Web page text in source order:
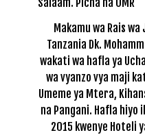
Makamu wa Rais
Tanzania Dk.
wakati wa hafla ya
wa vyanzo vya maji
Umeme ya Mtera,
na Pangani. Hafla hiyo
2015 kwenye Hoteli